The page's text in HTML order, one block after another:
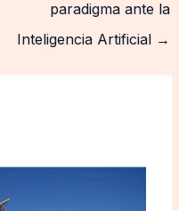
paradigma ante la
Inteligencia Artificial →